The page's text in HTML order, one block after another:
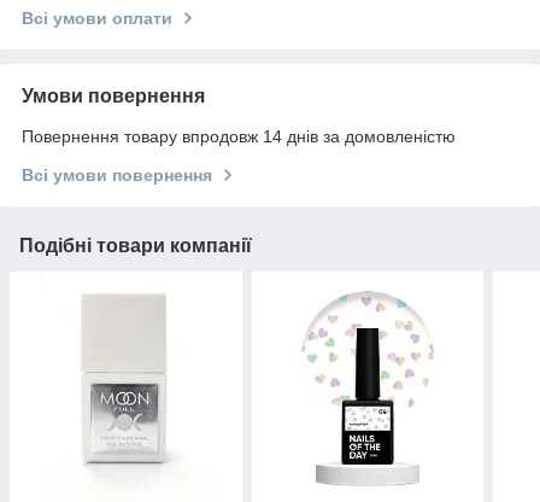
Всі умови оплати
Умови повернення
Повернення товару впродовж 14 днів за домовленістю
Всі умови повернення
Подібні товари компанії